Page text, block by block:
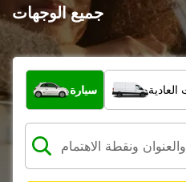
جميع الوجهات
ما نوع المركبة؟
سيارة